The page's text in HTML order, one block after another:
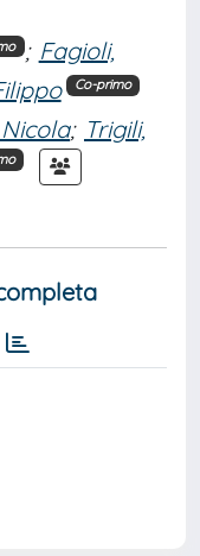
; Fagioli,
Co-primo
; Trigili,